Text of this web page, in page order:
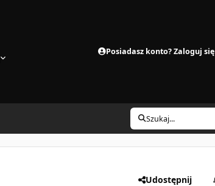
Posiadasz konto? Zaloguj się
Szukaj...
Udostępnij